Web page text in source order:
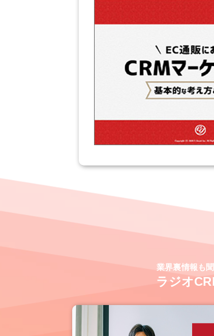
業界裏情報も
ラジオ